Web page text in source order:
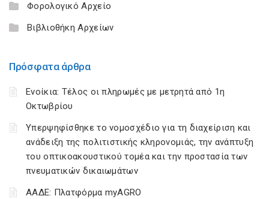
Φορολογικό Αρχείο
Βιβλιοθήκη Αρχείων
Πρόσφατα άρθρα
Ενοίκια: Τέλος οι πληρωμές με μετρητά από 1η
Οκτωβρίου
Υπερψηφίσθηκε το νομοσχέδιο για τη διαχείριση και
ανάδειξη της πολιτιστικής κληρονομιάς, την ανάπτυξη
του οπτικοακουστικού τομέα και την προστασία των
πνευματικών δικαιωμάτων
ΑΑΔΕ: Πλατφόρμα myAGRO